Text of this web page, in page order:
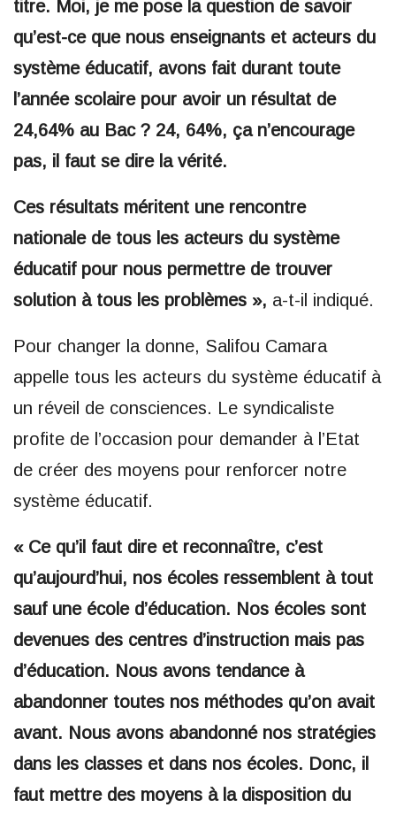
titre. Moi, je me pose la question de savoir
qu’est-ce que nous enseignants et acteurs du
système éducatif, avons fait durant toute
l’année scolaire pour avoir un résultat de
24,64% au Bac ? 24, 64%, ça n’encourage
pas, il faut se dire la vérité.
Ces résultats méritent une rencontre
nationale de tous les acteurs du système
éducatif pour nous permettre de trouver
solution à tous les problèmes », a-t-il indiqué.
Pour changer la donne, Salifou Camara
appelle tous les acteurs du système éducatif à
un réveil de consciences. Le syndicaliste
profite de l’occasion pour demander à l’Etat
de créer des moyens pour renforcer notre
système éducatif.
« Ce qu’il faut dire et reconnaître, c’est
qu’aujourd’hui, nos écoles ressemblent à tout
sauf une école d’éducation. Nos écoles sont
devenues des centres d’instruction mais pas
d’éducation. Nous avons tendance à
abandonner toutes nos méthodes qu’on avait
avant. Nous avons abandonné nos stratégies
dans les classes et dans nos écoles. Donc, il
faut mettre des moyens à la disposition du